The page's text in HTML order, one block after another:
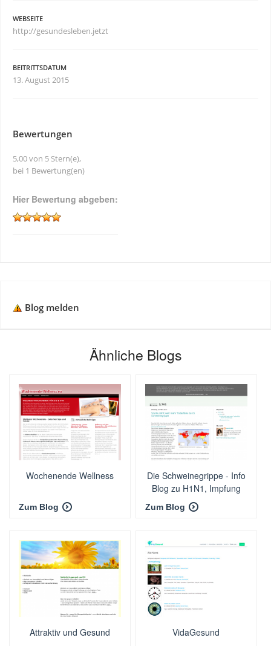
WEBSEITE
http://gesundesleben.jetzt
BEITRITTSDATUM
13. August 2015
Bewertungen
5,00 von 5 Stern(e),
bei 1 Bewertung(en)
Hier Bewertung abgeben:
Blog melden
Ähnliche Blogs
Wochenende Wellness
Zum Blog
Die Schweinegrippe - Info
Blog zu H1N1, Impfung
und Prävention
Zum Blog
Attraktiv und Gesund VidaGesund